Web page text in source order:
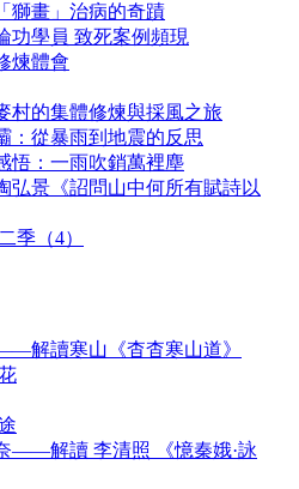
獅畫」治病的奇蹟
功學員 致死案例頻現
煉體會
村的集體修煉與採風之旅
：從暴雨到地震的反思
悟：一雨吹銷萬裡塵
景《詔問山中何所有賦詩以
季（4）
解讀寒山《杳杳寒山道》
——解讀 李清照 《憶秦娥·詠